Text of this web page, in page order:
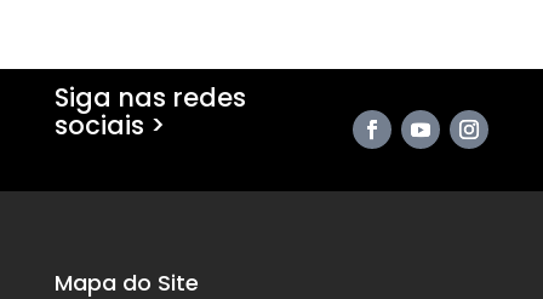
Siga nas redes
sociais >
Mapa do Site